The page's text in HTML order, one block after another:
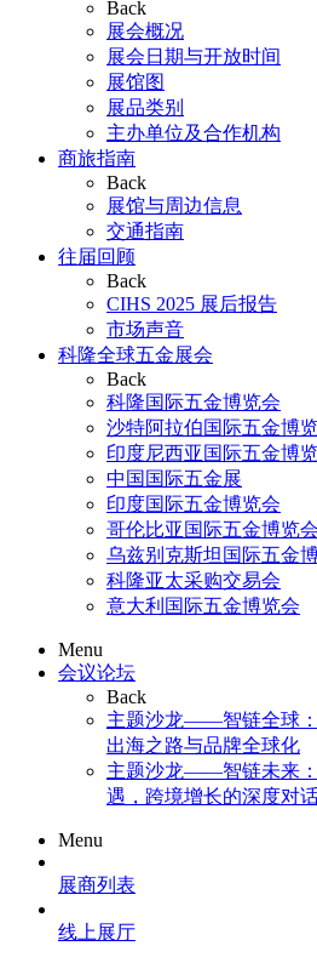
Back
展会概况
展会日期与开放时间
展馆图
展品类别
主办单位及合作机构
商旅指南
Back
展馆与周边信息
交通指南
往届回顾
Back
CIHS 2025 展后报告
市场声音
科隆全球五金展会
Back
科隆国际五金博览会
沙特阿拉伯国际五金博
印度尼西亚国际五金博
中国国际五金展
印度国际五金博览会
哥伦比亚国际五金博览会
乌兹别克斯坦国际五金
科隆亚太采购交易会
意大利国际五金博览会
Menu
会议论坛
Back
主题沙龙——智链全球
出海之路与品牌全球化
主题沙龙——智链未来
遇，跨境增长的深度对
Menu
展商列表
线上展厅